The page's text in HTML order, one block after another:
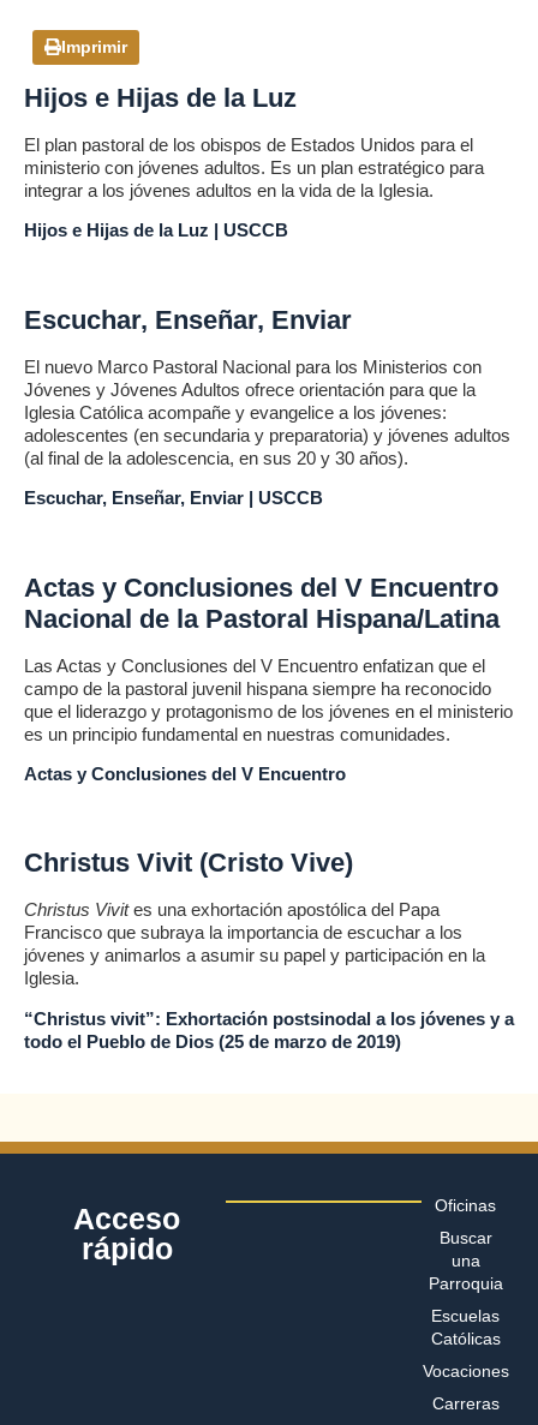
Imprimir
Hijos e Hijas de la Luz
El plan pastoral de los obispos de Estados Unidos para el
ministerio con jóvenes adultos. Es un plan estratégico para
integrar a los jóvenes adultos en la vida de la Iglesia.
Hijos e Hijas de la Luz | USCCB
Escuchar, Enseñar, Enviar
El nuevo Marco Pastoral Nacional para los Ministerios con
Jóvenes y Jóvenes Adultos ofrece orientación para que la
Iglesia Católica acompañe y evangelice a los jóvenes:
adolescentes (en secundaria y preparatoria) y jóvenes adultos
(al final de la adolescencia, en sus 20 y 30 años).
Escuchar, Enseñar, Enviar | USCCB
Actas y Conclusiones del V Encuentro
Nacional de la Pastoral Hispana/Latina
Las Actas y Conclusiones del V Encuentro enfatizan que el
campo de la pastoral juvenil hispana siempre ha reconocido
que el liderazgo y protagonismo de los jóvenes en el ministerio
es un principio fundamental en nuestras comunidades.
Actas y Conclusiones del V Encuentro
Christus Vivit (Cristo Vive)
Christus Vivites una exhortación apostólica del Papa
Francisco que subraya la importancia de escuchar a los
jóvenes y animarlos a asumir su papel y participación en la
Iglesia.
“Christus vivit”: Exhortación postsinodal a los jóvenes y a
todo el Pueblo de Dios (25 de marzo de 2019)
Acceso
rápido
Oficinas
Buscar
una
Parroquia
Escuelas
Católicas
Vocaciones
Carreras